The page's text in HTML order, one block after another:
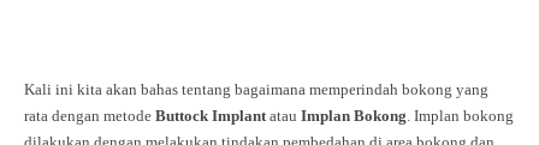
Kali ini kita akan bahas tentang bagaimana memperindah bokong yang
rata dengan metode Buttock Implantatau Implan Bokong. Implan bokong